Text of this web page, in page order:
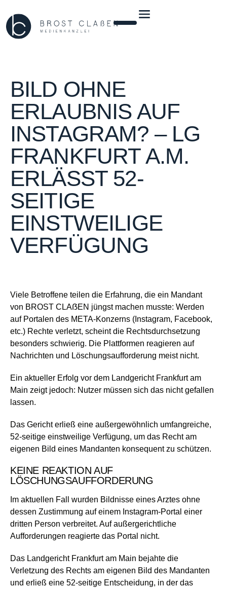
BILD OHNE
ERLAUBNIS AUF
INSTAGRAM? – LG
FRANKFURT A.M.
ERLÄSST 52-
SEITIGE
EINSTWEILIGE
VERFÜGUNG
Viele Betroffene teilen die Erfahrung, die ein Mandant
von BROST CLAẞEN jüngst machen musste: Werden
auf Portalen des META-Konzerns (Instagram, Facebook,
etc.) Rechte verletzt, scheint die Rechtsdurchsetzung
besonders schwierig. Die Plattformen reagieren auf
Nachrichten und Löschungsaufforderung meist nicht.
Ein aktueller Erfolg vor dem Landgericht Frankfurt am
Main zeigt jedoch: Nutzer müssen sich das nicht gefallen
lassen.
Das Gericht erließ eine außergewöhnlich umfangreiche,
52-seitige einstweilige Verfügung, um das Recht am
eigenen Bild eines Mandanten konsequent zu schützen.
KEINE REAKTION AUF
LÖSCHUNGSAUFFORDERUNG
Im aktuellen Fall wurden Bildnisse eines Arztes ohne
dessen Zustimmung auf einem Instagram-Portal einer
dritten Person verbreitet. Auf außergerichtliche
Aufforderungen reagierte das Portal nicht.
Das Landgericht Frankfurt am Main bejahte die
Verletzung des Rechts am eigenen Bild des Mandanten
und erließ eine 52-seitige Entscheidung, in der das